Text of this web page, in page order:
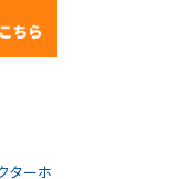
ターホ